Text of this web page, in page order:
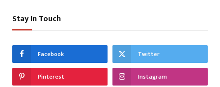
Stay In Touch
Facebook Twitter
Pinterest Instagram